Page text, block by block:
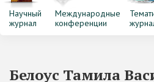
Научный
журнал
Международные
конференции
Белоус Тамила